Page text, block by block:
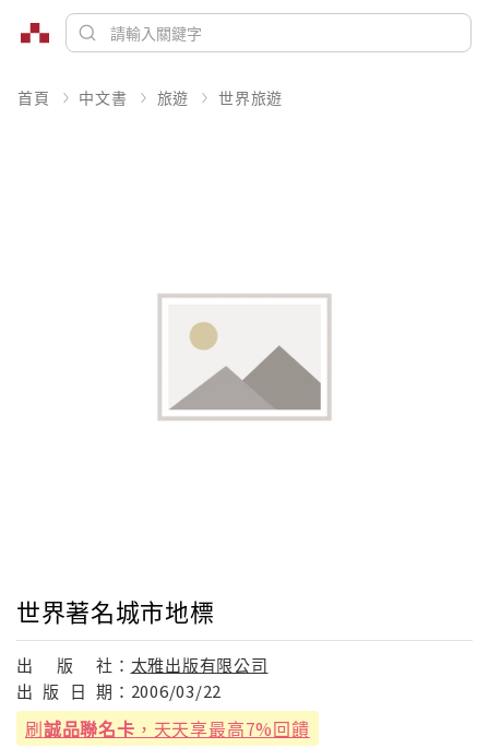
首頁 中文書 旅遊 世界旅遊
世界著名城市地標
出 版 社： 太雅出版有限公司
出 版 日 期： 2006/03/22
刷誠品聯名卡 ，天天享最高7%回饋